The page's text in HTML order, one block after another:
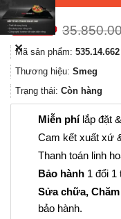
Mã sản phẩm: 535.14.662
Thương hiệu: Smeg
Trạng thái: Còn hàng
Miễn phílắp đặt
Cam kết xuất xứ
Thanh toán linh
Bảo hành 1 đổi 1
Sửa chữa,
bảo hành.
✕